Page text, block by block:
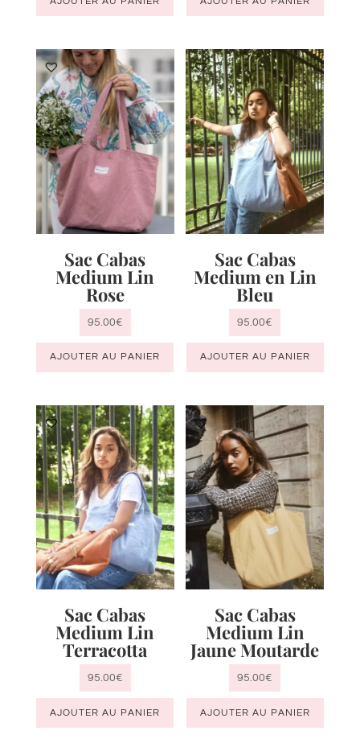
Sac Cabas
Medium Lin
Rose
95.00€
AJOUTER AU PANIER
Sac Cabas
Medium en Lin
Bleu
95.00€
AJOUTER AU PANIER
Sac Cabas
Medium Lin
Terracotta
95.00€
AJOUTER AU PANIER
Sac Cabas
Medium Lin
Jaune Moutarde
95.00€
AJOUTER AU PANIER